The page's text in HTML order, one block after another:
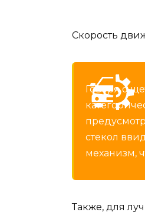
Скорость
Говоря о
стекол
механизм,
Также, для